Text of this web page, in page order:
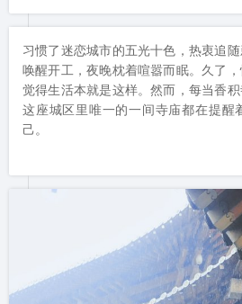
习惯了迷恋城市的五光十色，热衷追
唤醒开工，夜晚枕着喧嚣而眠。久了
觉得生活本就是这样。然而，每当香
这座城区里唯一的一间寺庙都在提醒
己。